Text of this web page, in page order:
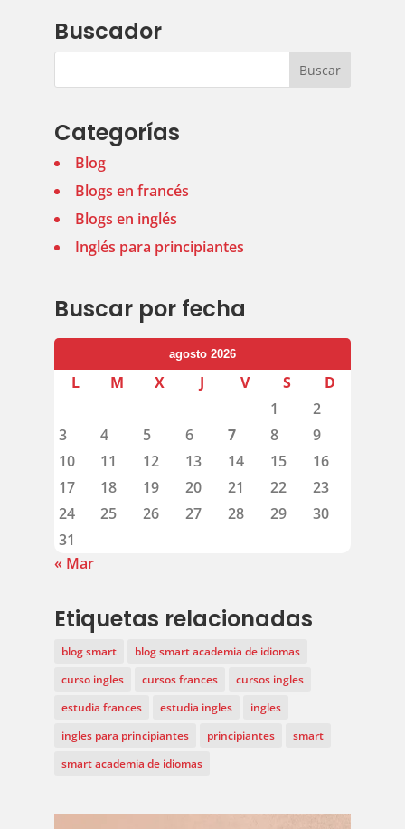
Buscador
Categorías
Blog
Blogs en francés
Blogs en inglés
Inglés para principiantes
Buscar por fecha
agosto 2026
L M X J V S
D
1
2
3
4 5 6 7 8
9
10
11 12 13 14 15
16
17
18 19 20 21 22
23
24
25 26 27 28 29
30
31
« Mar
Etiquetas relacionadas
blog smart
blog smart academia de idiomas
curso ingles
cursos frances
cursos ingles
estudia frances
estudia ingles
ingles
ingles para principiantes
principiantes
smart
smart academia de idiomas